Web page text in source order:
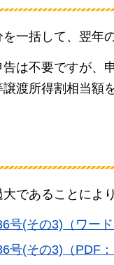
一括して、翌年
告は不要ですが、
渡所得割相当額
であることによ
号(その3)（ワード
号(その3)（PDF：